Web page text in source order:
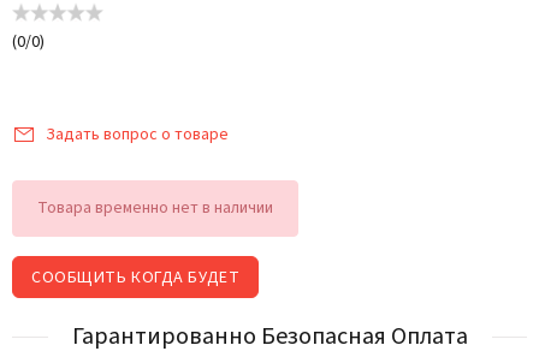
(0/0)
Задать вопрос о товаре
Товара временно нет в наличии
СООБЩИТЬ КОГДА БУДЕТ
Гарантированно Безопасная Оплата